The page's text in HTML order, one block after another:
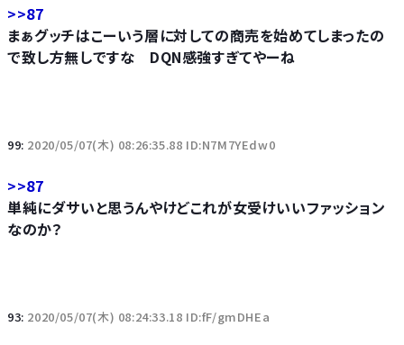
>>87
まぁグッチはこーいう層に対しての商売を始めてしまったの
で致し方無しですな DQN感強すぎてやーね
99: 2020/05/07(木) 08:26:35.88 ID:N7M7YEdw0
>>87
単純にダサいと思うんやけどこれが女受けいいファッション
なのか？
93: 2020/05/07(木) 08:24:33.18 ID:fF/gmDHEa